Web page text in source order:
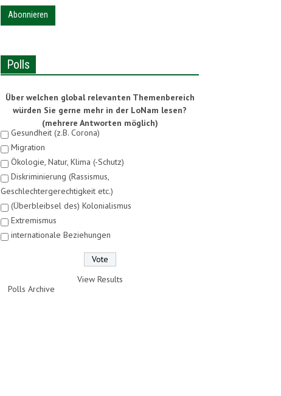
Polls
Über welchen global relevanten Themenbereich
würden Sie gerne mehr in der LoNam lesen?
(mehrere Antworten möglich)
Gesundheit (z.B. Corona)
Migration
Ökologie, Natur, Klima (-Schutz)
Diskriminierung (Rassismus,
Geschlechtergerechtigkeit etc.)
(Überbleibsel des) Kolonialismus
Extremismus
internationale Beziehungen
View Results
Polls Archive